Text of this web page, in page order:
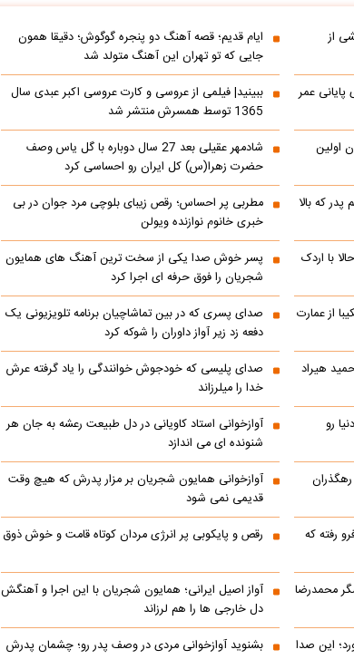
از
ایام قدیم؛ قصه آهنگ دو پنجره گوگوش؛ دقیقا همون
جایی که تو تهران این آهنگ متولد شد
عمر
ببینید| فیلمی از عروسی و کارت عروسی اکبر عبدی سال
1365 توسط همسرش منتشر شد
اولین
شادمهر عقیلی بعد 27 سال دوباره با گل یاس وصف
حضرت زهرا(س) کل ایران رو احساسی کرد
که بالا
مطربی پر احساس؛ رقص زیبای بلوچی مرد جوان در بی
خبری خانوم نوازنده ویولن
با اردک
پسر خوش صدا یکی از سخت ترین آهنگ های همایون
شجریان را فوق حرفه ای اجرا کرد
از عمارت
صدای پسری که در بین تماشاچیان برنامه تلویزیونی یک
دفعه زد زیر آواز داوران را شوکه کرد
هیراد
صدای پلیسی که خودجوش خوانندگی را یاد گرفته عرش
خدا را میلرزاند
رو
آوازخوانی استاد کاویانی در دل طبیعت رعشه به جان هر
شنونده ای می اندازد
آوازخوانی همایون شجریان بر مزار پدرش که هیچ وقت
قدیمی نمی شود
رفته که
رقص و پایکوبی پر انرژی مردان کوتاه قامت و خوش ذوق
محمدرضا
آواز اصیل ایرانی؛ همایون شجریان با این اجرا و آهنگش
دل خارجی ها را هم لرزاند
این صدا
بشنوید آوازخوانی مردی در وصف پدر رو؛ چشمان پدرش